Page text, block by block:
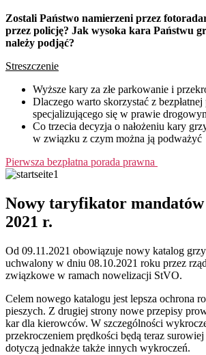
Zostali Państwo namierzeni przez
przez policję? Jak wysoka kara Państwu
należy podjąć?
Streszczenie
Wyższe kary za złe parkowanie i
Dlaczego warto skorzystać z
specjalizującego się w prawie
Co trzecia decyzja o nałożeniu kary
w związku z czym można ją podważyć
Pierwsza bezpłatna porada prawna
Nowy taryfikator mandatów
2021 r.
Od 09.11.2021 obowiązuje nowy katalog
uchwalony w dniu 08.10.2021 roku przez
związkowe w ramach nowelizacji StVO.
Celem nowego katalogu jest lepsza ochrona
pieszych. Z drugiej strony nowe przepisy
kar dla kierowców. W szczególności
przekroczeniem prędkości będą teraz
dotyczą jednakże także innych wykroczeń.